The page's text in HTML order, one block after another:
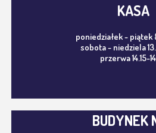
KASA
poniedziałek - piątek
sobota - niedziela
przerwa 14.15-
BUDYNEK